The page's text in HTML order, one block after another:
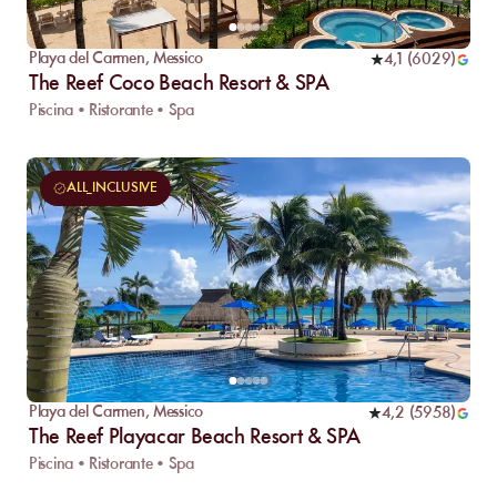
Playa del Carmen, Messico 4,1 (6029)
The Reef Coco Beach Resort & SPA
Piscina • Ristorante • Spa
ALL_INCLUSIVE
Playa del Carmen, Messico 4,2 (5958)
The Reef Playacar Beach Resort & SPA
Piscina • Ristorante • Spa